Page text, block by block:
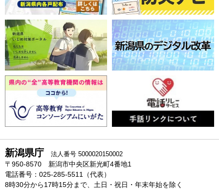
新潟県庁 法人番号 5000020150002
〒950-8570 新潟市中央区新光町4番地1
電話番号：025-285-5511（代表）
8時30分から17時15分まで、土日・祝日・年末年始を除く